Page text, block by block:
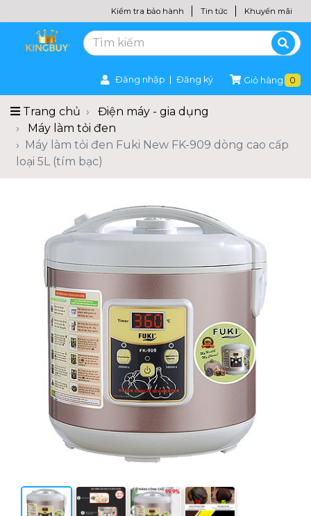
Kiểm tra bảo hành Tin tức Khuyến mãi
Đăng nhập Đăng ký Giỏ hàng 0
Trang chủ
Điện máy - gia dụng
Máy làm tỏi đen
Máy làm tỏi đen Fuki New FK-909 dòng cao cấp
loại 5L (tím bạc)